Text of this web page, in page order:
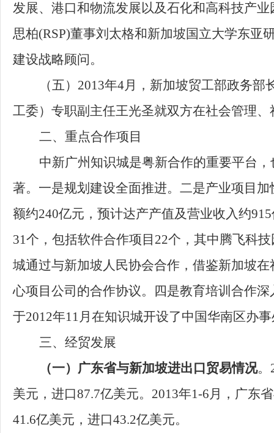
发展、港口和物流发展以及石化和高科技产
思柏(RSP)董事刘太格和新加坡国立大学东亚
建设战略顾问。
（五）2013年4月，新加坡贸工部政务
工委） 专职副主任王光圣就双方在社会管理
二、 重点合作项目
中新广州 知识城是粤新合作的重要平台
著。 一是规划建设全面推进。二是产业项目加
额约240亿元，预计达产产值及营业收入约
31个，包括软件合作项目22个， 其中腾飞科
城通过与新加坡人民协会合作，借鉴新加坡
心项目公司的合作协议。 四是教育培训合作深
于2012年11月在知识城开设了中国华南区办
三、 经贸发展
（一） 广东省与新加坡进出口贸易情况。
美元，进口87.7亿美元。2013年1-6月，广东
41.6亿美元，进口43.2亿美元。